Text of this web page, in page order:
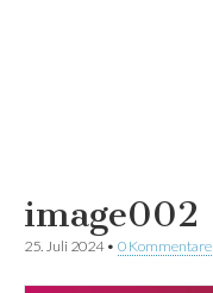
image002
25. Juli 2024• 0 Kommentare